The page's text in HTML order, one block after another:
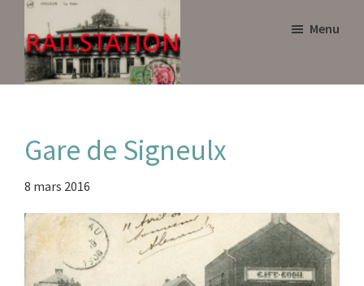
main
content
primary
sidebar
Menu
Gare de Signeulx
8 mars 2016